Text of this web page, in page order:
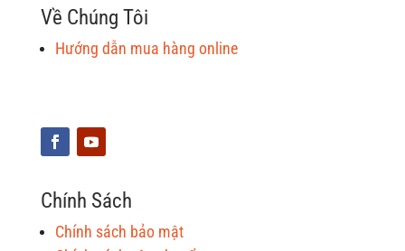
Về Chúng Tôi
Hướng dẫn mua hàng online
Chính Sách
Chính sách bảo mật